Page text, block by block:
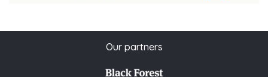
Our partners